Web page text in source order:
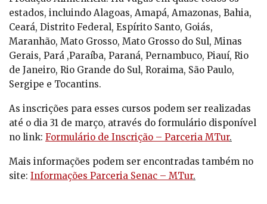
estados, incluindo Alagoas, Amapá, Amazonas, Bahia,
Ceará, Distrito Federal, Espírito Santo, Goiás,
Maranhão, Mato Grosso, Mato Grosso do Sul, Minas
Gerais, Pará ,Paraíba, Paraná, Pernambuco, Piauí, Rio
de Janeiro, Rio Grande do Sul, Roraima, São Paulo,
Sergipe e Tocantins.
As inscrições para esses cursos podem ser realizadas
até o dia 31 de março, através do formulário disponível
no link: Formulário de Inscrição – Parceria MTur.
Mais informações podem ser encontradas também no
site: Informações Parceria Senac – MTur.